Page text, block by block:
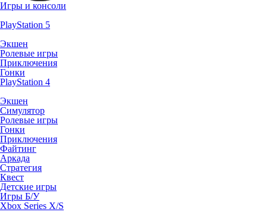
Игры и консоли
PlayStation 5
Экшен
Ролевые игры
Приключения
Гонки
PlayStation 4
Экшен
Симулятор
Ролевые игры
Гонки
Приключения
Файтинг
Аркада
Стратегия
Квест
Детские игры
Игры Б/У
Xbox Series X/S